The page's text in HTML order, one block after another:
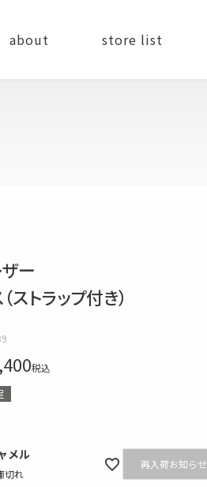
ホルダー
ベルト
about store list
ー
ストラップ付き）
税込
メル
切れ
再入荷お知らせ